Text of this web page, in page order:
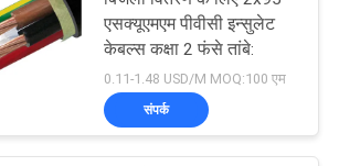
एसक्यूएमएम पीवीसी इन्सुलेट
केबल्स कक्षा 2 फंसे तांबे:
0.11-1.48 USD/M MOQ:100 एम
संपर्क